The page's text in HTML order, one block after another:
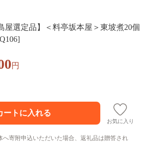
屋選定品】＜料亭坂本屋＞東坡煮20個
円
お気に入り
へ寄附申込いただいた場合、返礼品は贈答され